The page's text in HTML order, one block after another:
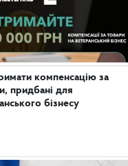
компенсацію за
придбані для
бізнесу